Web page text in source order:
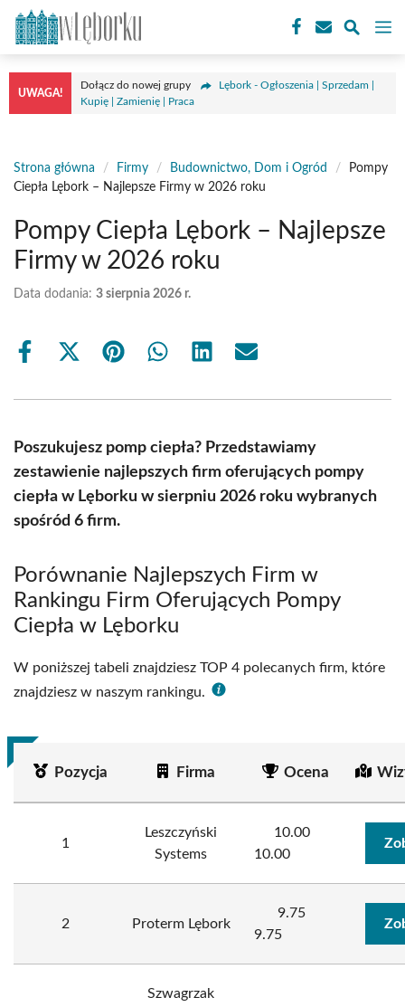
Przejdź
treści
UWAGA!
Dołącz do nowej grupy
Lębork - Ogłoszenia | Sprzedam |
Kupię | Zamienię | Praca
Strona główna / Firmy / Budownictwo, Dom i Ogród /
Pompy
Ciepła Lębork – Najlepsze Firmy w 2026 roku
Pompy Ciepła Lębork – Najlepsze
Firmy w 2026 roku
Data dodania: 3 sierpnia 2026 r.
Share
Share
(Twitter)
Share Share Share Share
Poszukujesz pomp ciepła? Przedstawiamy
zestawienie najlepszych firm oferujących pompy
ciepła w Lęborku w sierpniu 2026 roku wybranych
spośród 6 firm.
Porównanie Najlepszych Firm w
Rankingu Firm Oferujących Pompy
Ciepła w Lęborku
W poniższej tabeli znajdziesz TOP 4 polecanych firm, które
znajdziesz w naszym rankingu.
Pozycja Firma Ocena
1
Leszczyński
Systems
10.00
10.00
2 Proterm Lębork
9.75
9.75
Szwagrzak